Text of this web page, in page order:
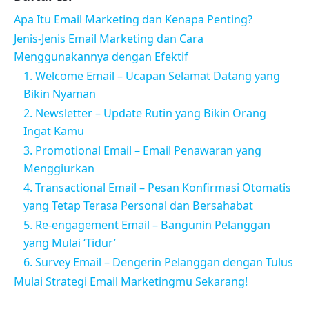
Apa Itu Email Marketing dan Kenapa Penting?
Jenis-Jenis Email Marketing dan Cara
Menggunakannya dengan Efektif
1. Welcome Email – Ucapan Selamat Datang yang
Bikin Nyaman
2. Newsletter – Update Rutin yang Bikin Orang
Ingat Kamu
3. Promotional Email – Email Penawaran yang
Menggiurkan
4. Transactional Email – Pesan Konfirmasi Otomatis
yang Tetap Terasa Personal dan Bersahabat
5. Re-engagement Email – Bangunin Pelanggan
yang Mulai ‘Tidur’
6. Survey Email – Dengerin Pelanggan dengan Tulus
Mulai Strategi Email Marketingmu Sekarang!